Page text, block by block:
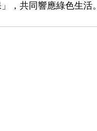
，共同響應綠色生活。